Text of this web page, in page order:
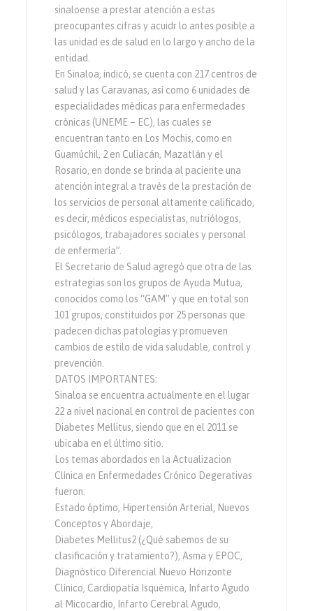
sinaloense a prestar atención a estas
preocupantes cifras y acuidr lo antes posible a
las unidad es de salud en lo largo y ancho de la
entidad.
En Sinaloa, indicó, se cuenta con 217 centros de
salud y las Caravanas, así como 6 unidades de
especialidades médicas para enfermedades
crónicas (UNEME – EC), las cuales se
encuentran tanto en Los Mochis, como en
Guamúchil, 2 en Culiacán, Mazatlán y el
Rosario, en donde se brinda al paciente una
atención integral a través de la prestación de
los servicios de personal altamente calificado,
es decir, médicos especialistas, nutriólogos,
psicólogos, trabajadores sociales y personal
de enfermería”.
El Secretario de Salud agregó que otra de las
estrategias son los grupos de Ayuda Mutua,
conocidos como los “GAM” y que en total son
101 grupos, constituidos por 25 personas que
padecen dichas patologías y promueven
cambios de estilo de vida saludable, control y
prevención.
DATOS IMPORTANTES:
Sinaloa se encuentra actualmente en el lugar
22 a nivel nacional en control de pacientes con
Diabetes Mellitus, siendo que en el 2011 se
ubicaba en el último sitio.
Los temas abordados en la Actualizacion
Clínica en Enfermedades Crónico Degerativas
fueron:
Estado óptimo, Hipertensión Arterial, Nuevos
Conceptos y Abordaje,
Diabetes Mellitus2 (¿Qué sabemos de su
clasificación y tratamiento?), Asma y EPOC,
Diagnóstico Diferencial Nuevo Horizonte
Clínico, Cardiopatía Isquémica, Infarto Agudo
al Micocardio, Infarto Cerebral Agudo,